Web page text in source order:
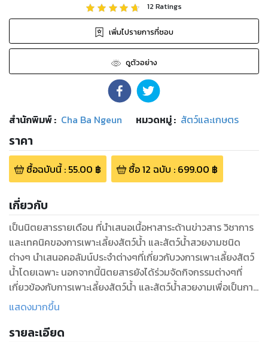
12Ratings
เพิ่มไปรายการที่ชอบ
ดูตัวอย่าง
สำนักพิมพ์: Cha Ba Ngeun หมวดหมู่: สัตว์และเกษตร
ราคา
ซื้อฉบับนี้: 55.00 ฿ ซื้อ12 ฉบับ : 699.00 ฿
เกี่ยวกับ
เป็นนิตยสารรายเดือน ที่นำเสนอเนื้อหาสาระด้านข่าวสาร วิชาการ
และเทคนิคของการเพาะเลี้ยงสัตว์น้ำ และสัตว์น้ำสวยงามชนิด
ต่างๆ นำเสนอคอลัมน์ประจำต่างๆที่เกี่ยวกับวงการเพาะเลี้ยงสัตว์
น้ำโดยเฉพาะ นอกจากนี้นิตยสารยังได้ร่วมจัดกิจกรรมต่างๆที่
เกี่ยวข้องกับการเพาะเลี้ยงสัตว์น้ำ และสัตว์น้ำสวยงามเพื่อเป็นการ
ประชาสัมพันธ์ให้เป็นที่รู้จักกันอย่างแพร่หลาย
แสดงมากขึ้น
รายละเอียด